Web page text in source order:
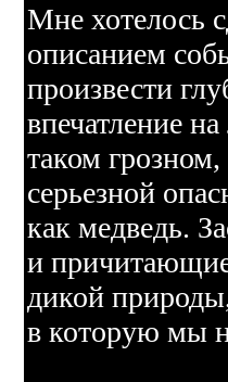
Мне хотелось
описанием
произвести
впечатление
таком
серьезной
как медведь.
и
дикой
в которую мы